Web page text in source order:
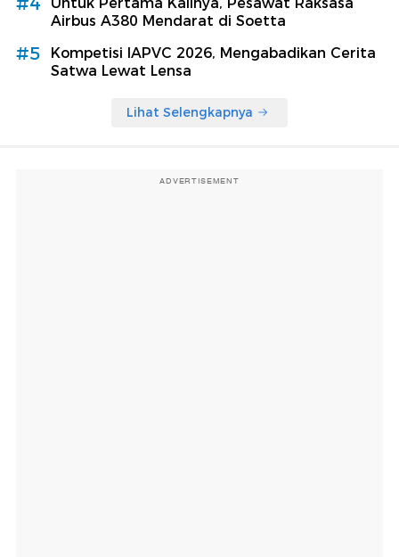
Airbus A380 Mendarat di Soetta
#5
Kompetisi IAPVC 2026, Mengabadikan Cerita
Satwa Lewat Lensa
Lihat Selengkapnya
ADVERTISEMENT